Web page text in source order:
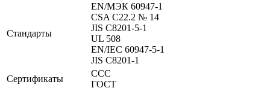
Стандарты
EN/МЭК 60947-1
CSA C22.2 № 14
JIS C8201-5-1
UL 508
EN/IEC 60947-5-1
JIS C8201-1
Сертификаты
CCC
ГОСТ